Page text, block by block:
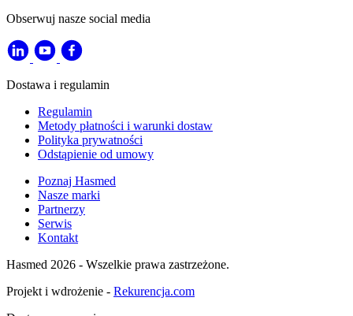
Obserwuj nasze social media
Dostawa i regulamin
Regulamin
Metody płatności i warunki dostaw
Polityka prywatności
Odstąpienie od umowy
Poznaj Hasmed
Nasze marki
Partnerzy
Serwis
Kontakt
Hasmed 2026 - Wszelkie prawa zastrzeżone.
Projekt i wdrożenie - Rekurencja.com